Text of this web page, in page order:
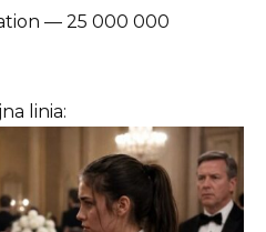
— 25 000 000
linia: